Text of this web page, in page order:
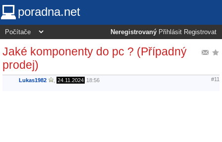
poradna.net
Neregistrovaný Přihlásit Registrovat
Jaké komponenty do pc ? (Případný
prodej)
Lukas1982 24.11.2024 18:56 #11